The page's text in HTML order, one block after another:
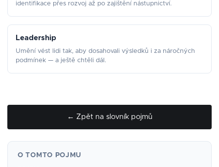
identifikace přes rozvoj až po zajištění nástupnictví.
Leadership
Umění vést lidi tak, aby dosahovali výsledků i za náročných
podmínek — a ještě chtěli dál.
← Zpět na slovník pojmů
O TOMTO POJMU